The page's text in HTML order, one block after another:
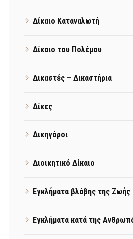
Δίκαιο Καταναλωτή
Δίκαιο του Πολέμου
Δικαστές – Δικαστήρια
Δίκες
Δικηγόροι
Διοικητικό Δίκαιο
Εγκλήματα βλάβης της
Εγκλήματα κατά της